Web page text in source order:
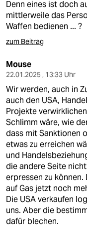
Denn eines ist doch
mittlerweile das
Waffen bedienen ... ?
zum Beitrag
Mouse
22.01.2025 , 13:33 Uhr
Wir werden, auch in
auch den USA,
Projekte
Schlimm wäre, wie
dass mit Sanktionen
etwas zu erreichen
und
die andere Seite
erpressen zu
auf Gas jetzt noch
Die USA verkaufen
uns. Aber die
dafür blechen.